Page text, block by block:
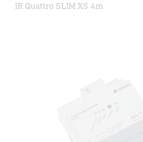
IR Quattro SLIM XS 4m